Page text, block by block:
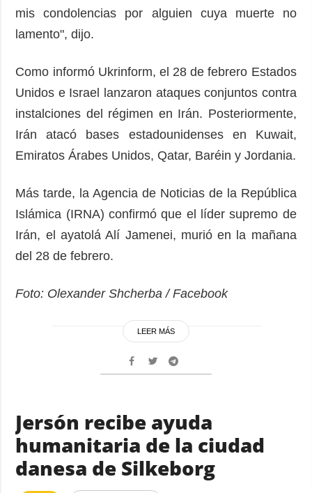
mis condolencias por alguien cuya muerte no
lamento", dijo.
Como informó Ukrinform, el 28 de febrero Estados
Unidos e Israel lanzaron ataques conjuntos contra
instalciones del régimen en Irán. Posteriormente,
Irán atacó bases estadounidenses en Kuwait,
Emiratos Árabes Unidos, Qatar, Baréin y Jordania.
Más tarde, la Agencia de Noticias de la República
Islámica (IRNA) confirmó que el líder supremo de
Irán, el ayatolá Alí Jamenei, murió en la mañana
del 28 de febrero.
Foto: Olexander Shcherba / Facebook
LEER MÁS
Jersón recibe ayuda
humanitaria de la ciudad
danesa de Silkeborg